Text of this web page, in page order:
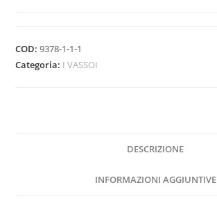
–
Sushi
COD:9378-1-1-1
Categoria: I VASSOI
DESCRIZIONE
INFORMAZIONI AGGIUNTIVE